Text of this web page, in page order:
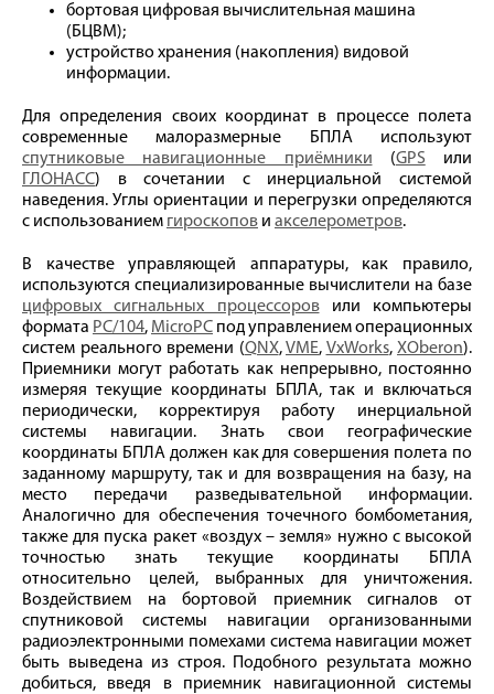
бортовая цифровая вычислительная машина
(БЦВМ);
устройство хранения (накопления) видовой
информации.
Для определения своих координат в процессе полета
современные малоразмерные БПЛА используют
спутниковые навигационные приёмники (GPS или
ГЛОНАСС) в сочетании с инерциальной системой
наведения. Углы ориентации и перегрузки определяются
с использованием гироскопов и акселерометров.
В качестве управляющей аппаратуры, как правило,
используются специализированные вычислители на базе
цифровых сигнальных процессоровили компьютеры
формата PC/104, MicroPC под управлением операционных
систем реального времени (QNX,VME, VxWorks, XOberon).
Приемники могут работать как непрерывно, постоянно
измеряя текущие координаты БПЛА, так и включаться
периодически, корректируя работу инерциальной
системы навигации. Знать свои географические
координаты БПЛА должен как для совершения полета по
заданному маршруту, так и для возвращения на базу, на
место передачи разведывательной информации.
Аналогично для обеспечения точечного бомбометания,
также для пуска ракет «воздух – земля» нужно с высокой
точностью знать текущие координаты БПЛА
относительно целей, выбранных для уничтожения.
Воздействием на бортовой приемник сигналов от
спутниковой системы навигации организованными
радиоэлектронными помехами система навигации может
быть выведена из строя. Подобного результата можно
добиться, введя в приемник навигационной системы